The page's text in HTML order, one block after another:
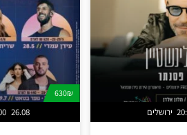
ירושלים
630₪
26.08